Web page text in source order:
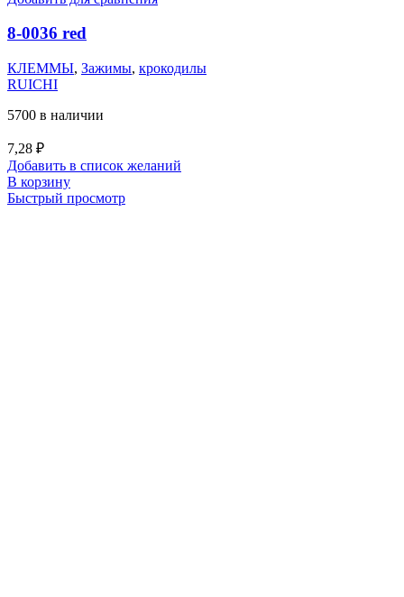
8-0036 red
КЛЕММЫ, Зажимы, крокодилы
RUICHI
5700 в наличии
7,28 ₽
Добавить в список желаний
В корзину
Быстрый просмотр